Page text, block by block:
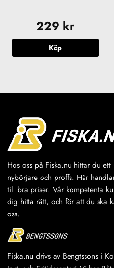
229 kr
Köp
Hos oss på Fiska.nu hittar du
nybörjare och proffs. Här
till bra priser. Vår kompetenta
dig hitta rätt, och för att du ska
oss.
Fiska.nu drivs av Bengtssons i